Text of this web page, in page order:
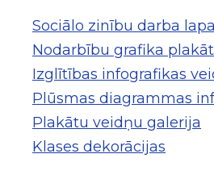
Sociālo zinību darba
Nodarbību grafika
Izglītības infografikas
Plūsmas diagrammas
Plakātu veidņu galerija
Klases dekorācijas